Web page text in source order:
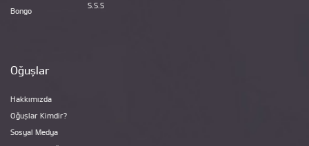
Bongo
S.S.S
Oğuşlar
Hakkımızda
Oğuşlar Kimdir?
Sosyal Medya